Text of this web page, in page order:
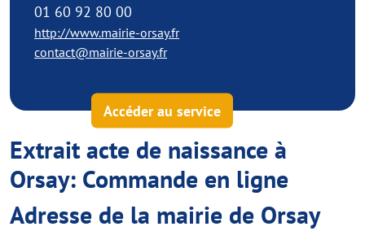
01 60 92 80 00
http://www.mairie-orsay.fr
contact@mairie-orsay.fr
Accéder au service
Extrait acte de naissance à
Orsay: Commande en ligne
Adresse de la mairie de Orsay